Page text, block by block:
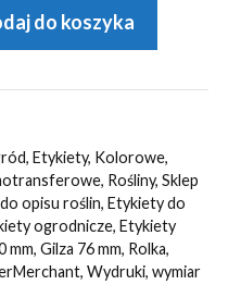
sadownicze
do koszyka
, Etykiety, Kolorowe,
, Rośliny, Sklep
opisu roślin, Etykiety do
ogrodnicze, Etykiety
mm, Gilza 76 mm, Rolka,
, Wydruki, wymiar